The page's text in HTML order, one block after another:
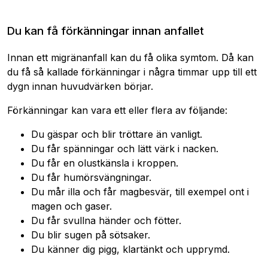
Du kan få förkänningar innan anfallet
Innan ett migränanfall kan du få olika symtom. Då kan
du få så kallade förkänningar i några timmar upp till ett
dygn innan huvudvärken börjar.
Förkänningar kan vara ett eller flera av följande:
Du gäspar och blir tröttare än vanligt.
Du får spänningar och lätt värk i nacken.
Du får en olustkänsla i kroppen.
Du får humörsvängningar.
Du mår illa och får magbesvär, till exempel ont i
magen och gaser.
Du får svullna händer och fötter.
Du blir sugen på sötsaker.
Du känner dig pigg, klartänkt och upprymd.